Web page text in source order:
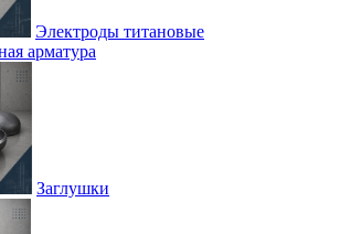
Электроды титановые
арматура
Заглушки